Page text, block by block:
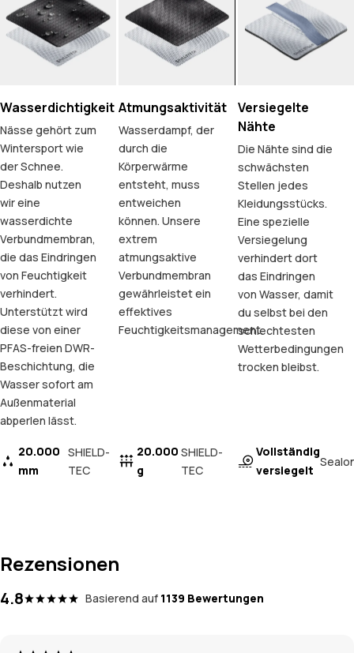
Wasserdichtigkeit
Nässe gehört zum
Wintersport wie
der Schnee.
Deshalb nutzen
wir eine
wasserdichte
Verbundmembran,
die das Eindringen
von Feuchtigkeit
verhindert.
Unterstützt wird
diese von einer
PFAS-freien DWR-
Beschichtung, die
Wasser sofort am
Außenmaterial
abperlen lässt.
20.000
mm
SHIELD-
TEC
Atmungsaktivität
Wasserdampf, der
durch die
Körperwärme
entsteht, muss
entweichen
können. Unsere
extrem
atmungsaktive
Verbundmembran
gewährleistet ein
effektives
Feuchtigkeitsmanagement.
20.000
g
SHIELD-
TEC
Versiegelte
Nähte
Die Nähte sind die
schwächsten
Stellen jedes
Kleidungsstücks.
Eine spezielle
Versiegelung
verhindert dort
das Eindringen
von Wasser, damit
du selbst bei den
schlechtesten
Wetterbedingungen
trocken bleibst.
Vollständig
versiegelt
Rezensionen
4.8 Basierend auf 1139 Bewertungen